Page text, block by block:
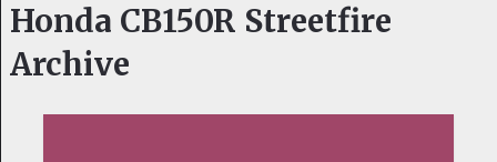
Honda CB150R Streetfire
Archive